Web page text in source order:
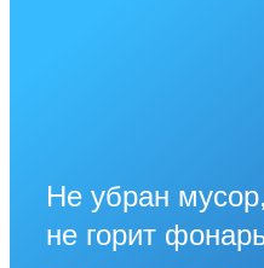
Не убран
не горит